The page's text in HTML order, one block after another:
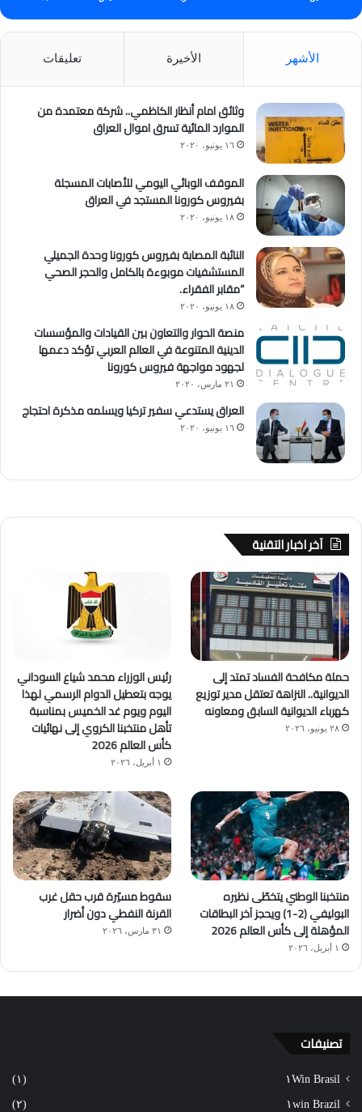
الأشهر الأخيرة تعليقات
وثائق امام أنظار الكاظمي.. شركة معتمدة من
الموارد المائية تسرق اموال العراق
١٦ يونيو، ٢٠٢٠
الموقف الوبائي اليومي للأصابات المسجلة
بفيروس كورونا المستجد في العراق
١٨ يونيو، ٢٠٢٠
النائبة المصابة بفيروس كورونا وحدة الجميلي
المستشفيات موبوءة بالكامل والحجر الصحي
“مقابر الفقراء.
١٨ يونيو، ٢٠٢٠
منصة الحوار والتعاون بين القيادات والمؤسسات
الدينية المتنوعة في العالم العربي تؤكد دعمها
لجهود مواجهة فيروس كورونا
٢١ مارس، ٢٠٢٠
العراق يستدعي سفير تركيا ويسلمه مذكرة احتجاج
١٦ يونيو، ٢٠٢٠
آخر اخبار التقنية
حملة مكافحة الفساد تمتد إلى
الديوانية.. النزاهة تعتقل مدير توزيع
كهرباء الديوانية السابق ومعاونه
٢٨ يونيو، ٢٠٢٦
رئيس الوزراء محمد شياع السوداني
يوجه بتعطيل الدوام الرسمي لهذا
اليوم ويوم غد الخميس بمناسبة
تأهل منتخبنا الكروي إلى نهائيات
كأس العالم 2026
١ أبريل، ٢٠٢٦
منتخبنا الوطني يتخطّى نظيره
البوليفي (2-1) ويحجز آخر البطاقات
المؤهلة إلى كأس العالم 2026
١ أبريل، ٢٠٢٦
سقوط مسيّرة قرب حقل غرب
القرنة النفطي دون أضرار
٣١ مارس، ٢٠٢٦
تصنيفات
١Win Brasil (١)
١win Brazil (٢)